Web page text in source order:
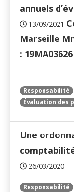
annuels
13/09/2021
Marseille
: 19MA03626
Responsabilité
Évaluation des
Une
26/03/2020
Responsabilité